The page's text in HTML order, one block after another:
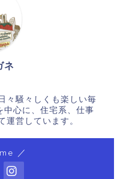
ネ
々騒々しくも楽しい毎
中心に、住宅系、仕事
運営しています。
／